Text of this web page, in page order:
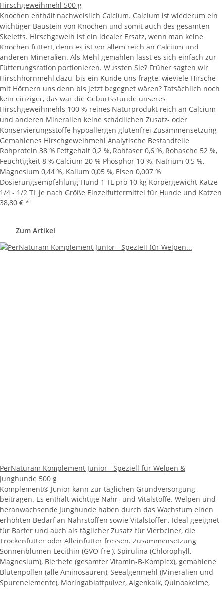
Hirschgeweihmehl 500 g
Knochen enthält nachweislich Calcium. Calcium ist wiederum ein
wichtiger Baustein von Knochen und somit auch des gesamten
Skeletts. Hirschgeweih ist ein idealer Ersatz, wenn man keine
Knochen füttert, denn es ist vor allem reich an Calcium und
anderen Mineralien. Als Mehl gemahlen lässt es sich einfach zur
Fütterungsration portionieren. Wussten Sie? Früher sagten wir
Hirschhornmehl dazu, bis ein Kunde uns fragte, wieviele Hirsche
mit Hörnern uns denn bis jetzt begegnet wären? Tatsächlich noch
kein einziger, das war die Geburtsstunde unseres
Hirschgeweihmehls 100 % reines Naturprodukt reich an Calcium
und anderen Mineralien keine schädlichen Zusatz- oder
Konservierungsstoffe hypoallergen glutenfrei Zusammensetzung
Gemahlenes Hirschgeweihmehl Analytische Bestandteile
Rohprotein 38 % Fettgehalt 0,2 %, Rohfaser 0,6 %, Rohasche 52 %,
Feuchtigkeit 8 % Calcium 20 % Phosphor 10 %, Natrium 0,5 %,
Magnesium 0,44 %, Kalium 0,05 %, Eisen 0,007 %
Dosierungsempfehlung Hund 1 TL pro 10 kg Körpergewicht Katze
1/4 - 1/2 TL je nach Größe Einzelfuttermittel für Hunde und Katzen
38,80 € *
Zum Artikel
PerNaturam Komplement Junior - Speziell für Welpen &
Junghunde 500 g
Komplement® Junior kann zur täglichen Grundversorgung
beitragen. Es enthält wichtige Nähr- und Vitalstoffe. Welpen und
heranwachsende Junghunde haben durch das Wachstum einen
erhöhten Bedarf an Nährstoffen sowie Vitalstoffen. Ideal geeignet
für Barfer und auch als täglicher Zusatz für Vierbeiner, die
Trockenfutter oder Alleinfutter fressen. Zusammensetzung
Sonnenblumen-Lecithin (GVO-frei), Spirulina (Chlorophyll,
Magnesium), Bierhefe (gesamter Vitamin-B-Komplex), gemahlene
Blütenpollen (alle Aminosäuren), Seealgenmehl (Mineralien und
Spurenelemente), Moringablattpulver, Algenkalk, Quinoakeime,